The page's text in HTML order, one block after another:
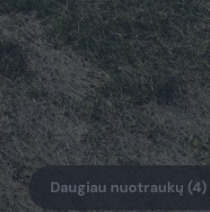
Daugiau nuotraukų (4)